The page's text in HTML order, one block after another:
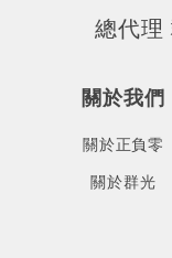
總代理
關於我們
關於正負零
關於群光